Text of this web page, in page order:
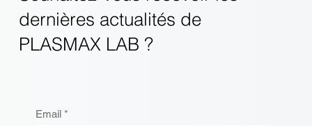
dernières actualités de
PLASMAX LAB ?
Email *